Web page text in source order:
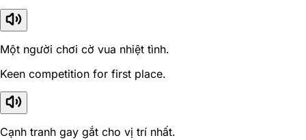
Một người chơi cờ vua nhiệt tình.
Keen competition for first place.
Cạnh tranh gay gắt cho vị trí nhất.